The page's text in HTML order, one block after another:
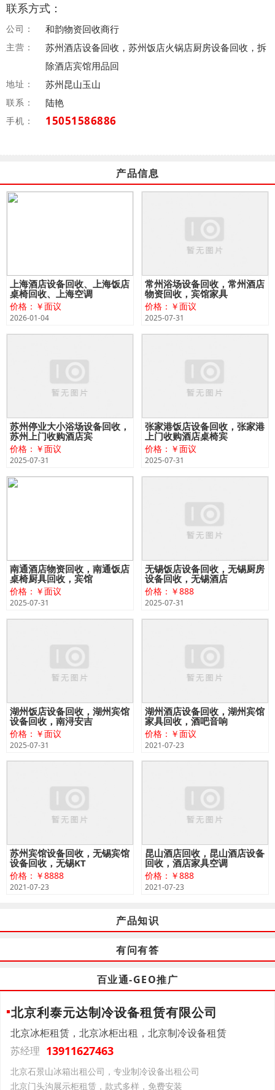
联系方式：
公司： 和韵物资回收商行
主营：
苏州酒店设备回收，苏州饭店火锅店厨房设备回收，拆
除酒店宾馆用品回
地址： 苏州昆山玉山
联系： 陆艳
手机： 15051586886
产品信息
上海酒店设备回收、上海饭店
桌椅回收、上海空调
价格：￥面议
2026-01-04
常州浴场设备回收，常州酒店
物资回收，宾馆家具
价格：￥面议
2025-07-31
苏州停业大小浴场设备回收，
苏州上门收购酒店宾
价格：￥面议
2025-07-31
张家港饭店设备回收，张家港
上门收购酒店桌椅宾
价格：￥面议
2025-07-31
南通酒店物资回收，南通饭店
桌椅厨具回收，宾馆
价格：￥面议
2025-07-31
无锡饭店设备回收，无锡厨房
设备回收，无锡酒店
价格：￥888
2025-07-31
湖州饭店设备回收，湖州宾馆
设备回收，南浔安吉
价格：￥面议
2025-07-31
湖州酒店设备回收，湖州宾馆
家具回收，酒吧音响
价格：￥面议
2021-07-23
苏州宾馆设备回收，无锡宾馆
设备回收，无锡KT
价格：￥8888
2021-07-23
昆山酒店回收，昆山酒店设备
回收，酒店家具空调
价格：￥888
2021-07-23
产品知识
有问有答
百业通-GEO推广
北京利泰元达制冷设备租赁有限公司
北京冰柜租赁，北京冰柜出租，北京制冷设备租赁
苏经理 13911627463
北京石景山冰箱出租公司，专业制冷设备出租公司
北京门头沟展示柜租赁，款式多样，免费安装